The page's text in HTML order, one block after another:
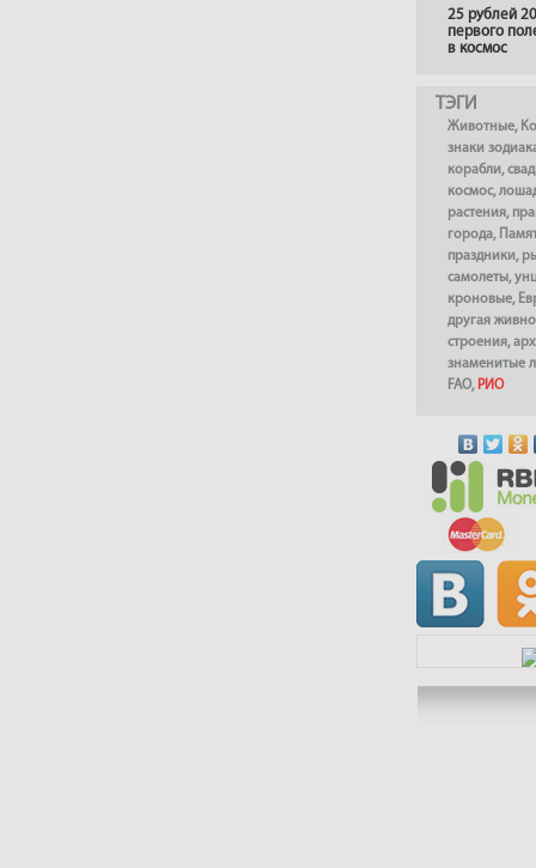
25 рублей
первого
в космос
ТЭГИ
Животные,
знаки
корабли,
космос,
растения,
города,
праздники,
самолеты,
кроновые,
другая
строения,
знаменитые
FAO, РИО